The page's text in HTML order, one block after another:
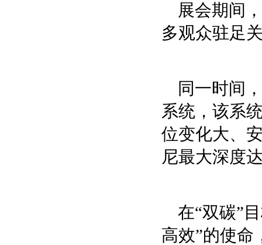
展会期间
多观众驻足
同一时间
系统，该系
位变化大、
尼最大深度
在“双碳”
高效”的使命